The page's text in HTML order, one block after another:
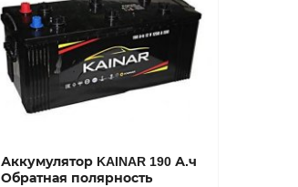
Аккумулятор KAINAR 190 А.ч
Обратная полярность